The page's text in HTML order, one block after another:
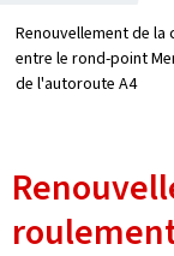
Renouvellement de
entre le rond-point
de l'autoroute A4